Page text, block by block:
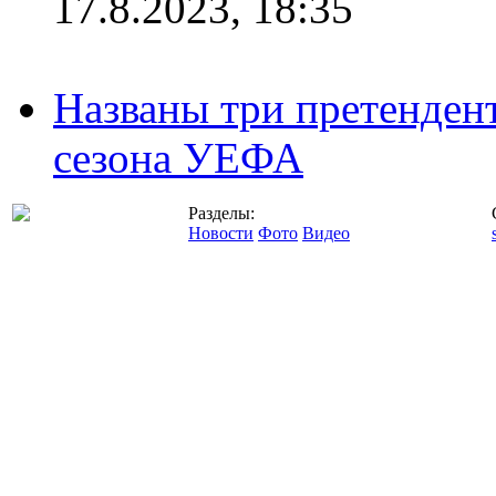
Названы три
сезона УЕФА
Разделы:
Новости Фото Видео